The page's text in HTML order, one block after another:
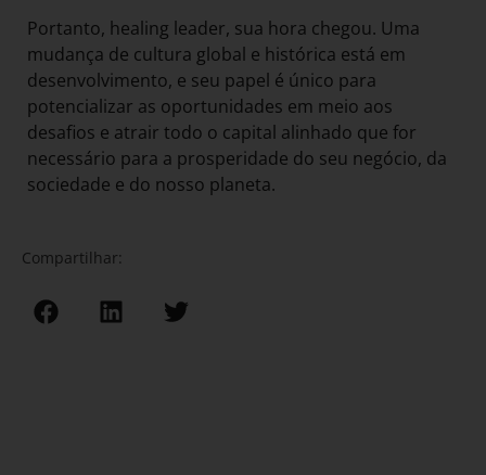
Portanto, healing leader, sua hora chegou. Uma
mudança de cultura global e histórica está em
desenvolvimento, e seu papel é único para
potencializar as oportunidades em meio aos
desafios e atrair todo o capital alinhado que for
necessário para a prosperidade do seu negócio, da
sociedade e do nosso planeta.
Compartilhar: